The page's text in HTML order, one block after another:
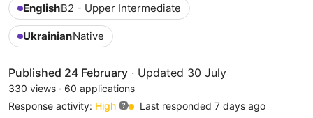
EnglishB2 - Upper Intermediate
UkrainianNative
Published 24 February · Updated 30 July
330 views · 60 applications
Response activity: High Last responded 7 days ago